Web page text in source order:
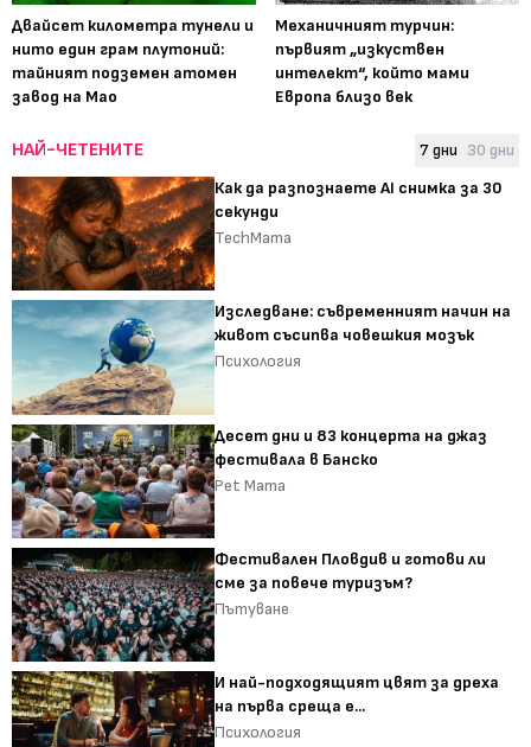
Двайсет километра тунели и
нито един грам плутоний:
тайният подземен атомен
завод на Мао
Механичният турчин:
първият „изкуствен
интелект“, който мами
Европа близо век
НАЙ-ЧЕТЕНИТЕ 7 дни 30 дни
Как да разпознаете AI снимка за 30
секунди
TechMama
Изследване: съвременният начин на
живот съсипва човешкия мозък
Психология
Десет дни и 83 концерта на джаз
фестивала в Банско
Pet Mama
Фестивален Пловдив и готови ли
сме за повече туризъм?
Пътуване
И най-подходящият цвят за дреха
на първа среща е...
Психология